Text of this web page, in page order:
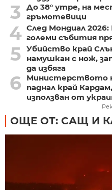
3
До 38° утре, на
гръмотевици
4 След Мондиал
големи събития
5 Убийство край
намушкан с нож,
да избяга
6
Министерството
паднал край
използван от
ОЩЕ ОТ: САЩ И